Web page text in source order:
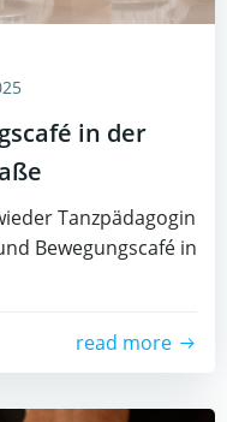
in der
Tanzpädagogin
Bewegungscafé in
read more